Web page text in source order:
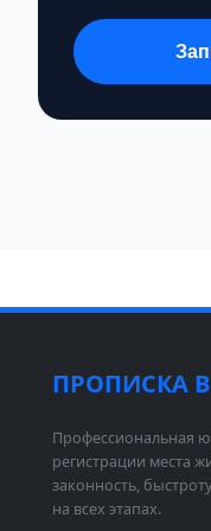
ПРОПИСКА В
Профессиональная
регистрации места
законность,
на всех этапах.